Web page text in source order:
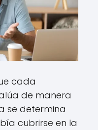
cada
de manera
se determina
cubrirse en la